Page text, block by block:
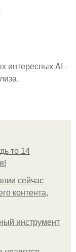
интересных AI -
то 14
сейчас
контента,
инструмент